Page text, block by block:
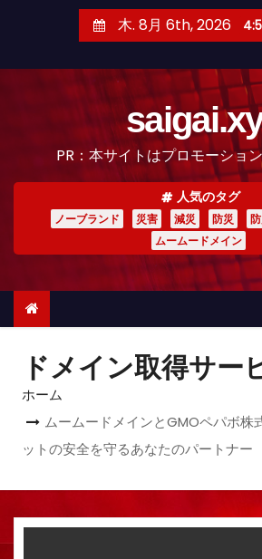
木. 8月 6th, 2026
PR：本サイトはプロモーショ
人気のタグ
ノーブランド 災害 減災 防災
ムームードメイン
ドメイン取得サー
ホーム
ムームードメインとGMOペパボ株
ットの安全を守るあなたのパートナー